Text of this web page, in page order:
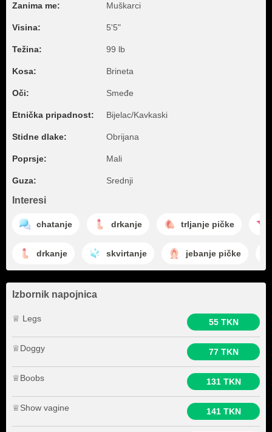
Zanima me: Muškarci
Visina: 5'5"
Težina: 99 lb
Kosa: Brineta
Oči: Smeđe
Etnička pripadnost: Bijelac/Kavkaski
Stidne dlake: Obrijana
Poprsje: Mali
Guza: Srednji
Interesi
chatanje drkanje trljanje pičke
drkanje skvirtanje jebanje pičke
Izbornik napojnica
♕ Legs 55 TKN
♕Doggy 77 TKN
♕Boobs 131 TKN
♕Show vagine 141 TKN